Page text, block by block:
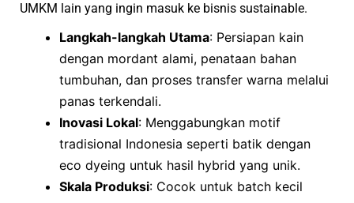
UMKM lain yang ingin masuk ke bisnis sustainable.
Langkah-langkah Utama: Persiapan kain
dengan mordant alami, penataan bahan
tumbuhan, dan proses transfer warna melalui
panas terkendali.
Inovasi Lokal: Menggabungkan motif
tradisional Indonesia seperti batik dengan
eco dyeing untuk hasil hybrid yang unik.
Skala Produksi: Cocok untuk batch kecil